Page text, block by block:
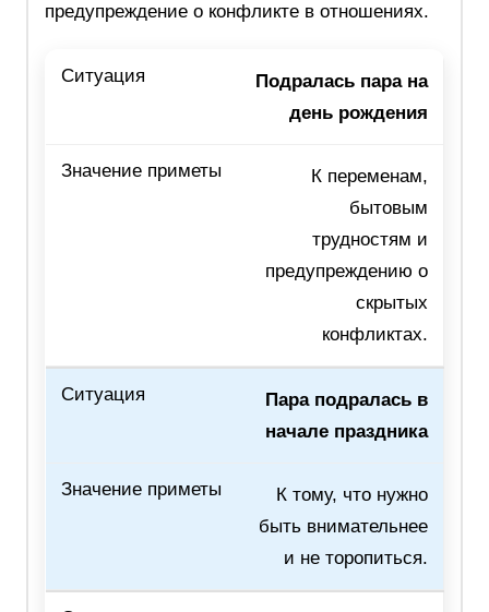
предупреждение о конфликте в отношениях.
Подралась пара на
день рождения
К переменам,
бытовым
трудностям и
предупреждению о
скрытых
конфликтах.
Пара подралась в
начале праздника
К тому, что нужно
быть внимательнее
и не торопиться.